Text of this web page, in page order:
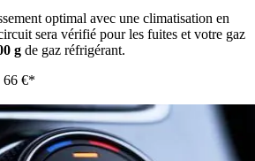
optimal avec une climatisation en
sera vérifié pour les fuites et votre gaz
g de gaz réfrigérant.
66 €*